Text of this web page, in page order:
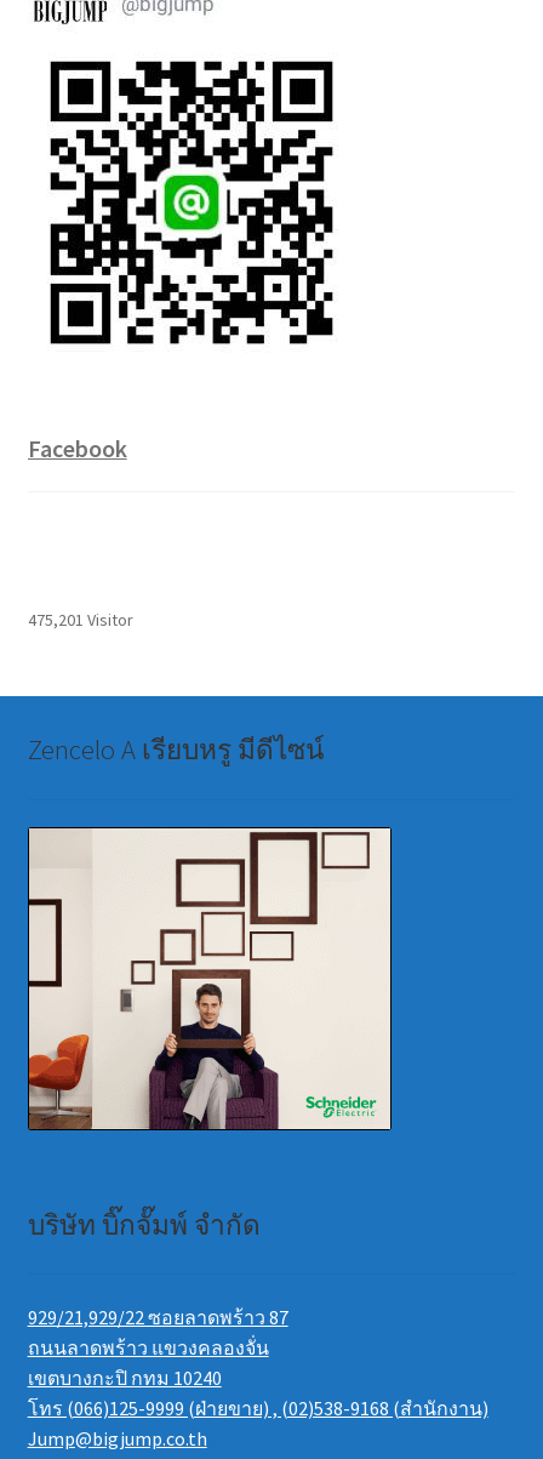
Facebook
475,201 Visitor
Zencelo A เรียบหรู มีดีไซน์
บริษัท บิ๊กจั๊มพ์ จำกัด
929/21,929/22 ซอยลาดพร้าว 87
ถนนลาดพร้าว แขวงคลองจั่น
เขตบางกะปิ กทม 10240
โทร (066)125-9999 (ฝ่ายขาย) , (02)538-9168 (สำนักงาน)
Jump@bigjump.co.th